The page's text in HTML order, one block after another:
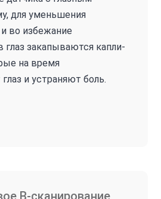
для уменьшения
во избежание
глаз закапываются капли-
на время
и устраняют боль.
В-сканирование